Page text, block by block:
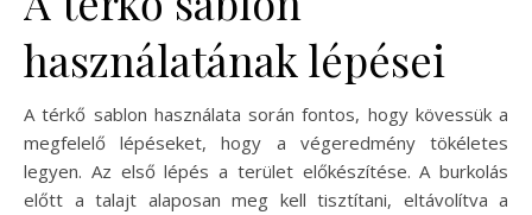
használatának lépései
A térkő sablon használata során fontos, hogy kövessük a
megfelelő lépéseket, hogy a végeredmény tökéletes
legyen. Az első lépés a terület előkészítése. A burkolás
előtt a talajt alaposan meg kell tisztítani, eltávolítva a